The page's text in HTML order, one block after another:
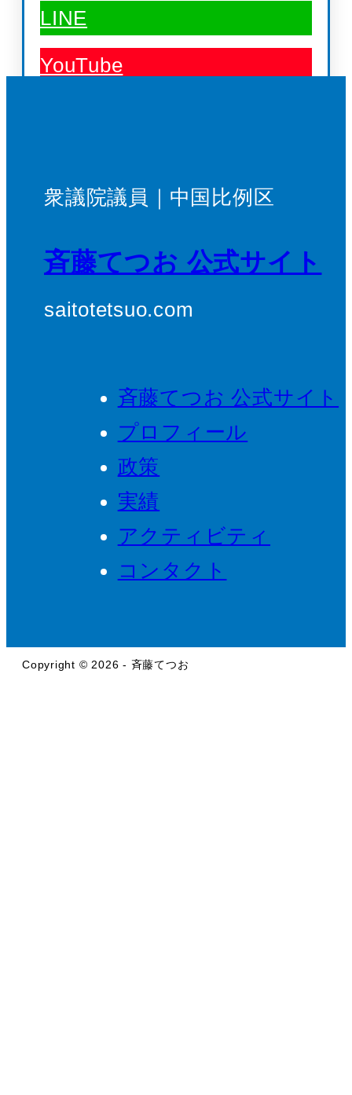
LINE
YouTube
衆議院議員｜中国比例区
斉藤てつお 公式サイト
saitotetsuo.com
斉藤てつお 公式サイト
プロフィール
政策
実績
アクティビティ
コンタクト
Copyright © 2026 - 斉藤てつお